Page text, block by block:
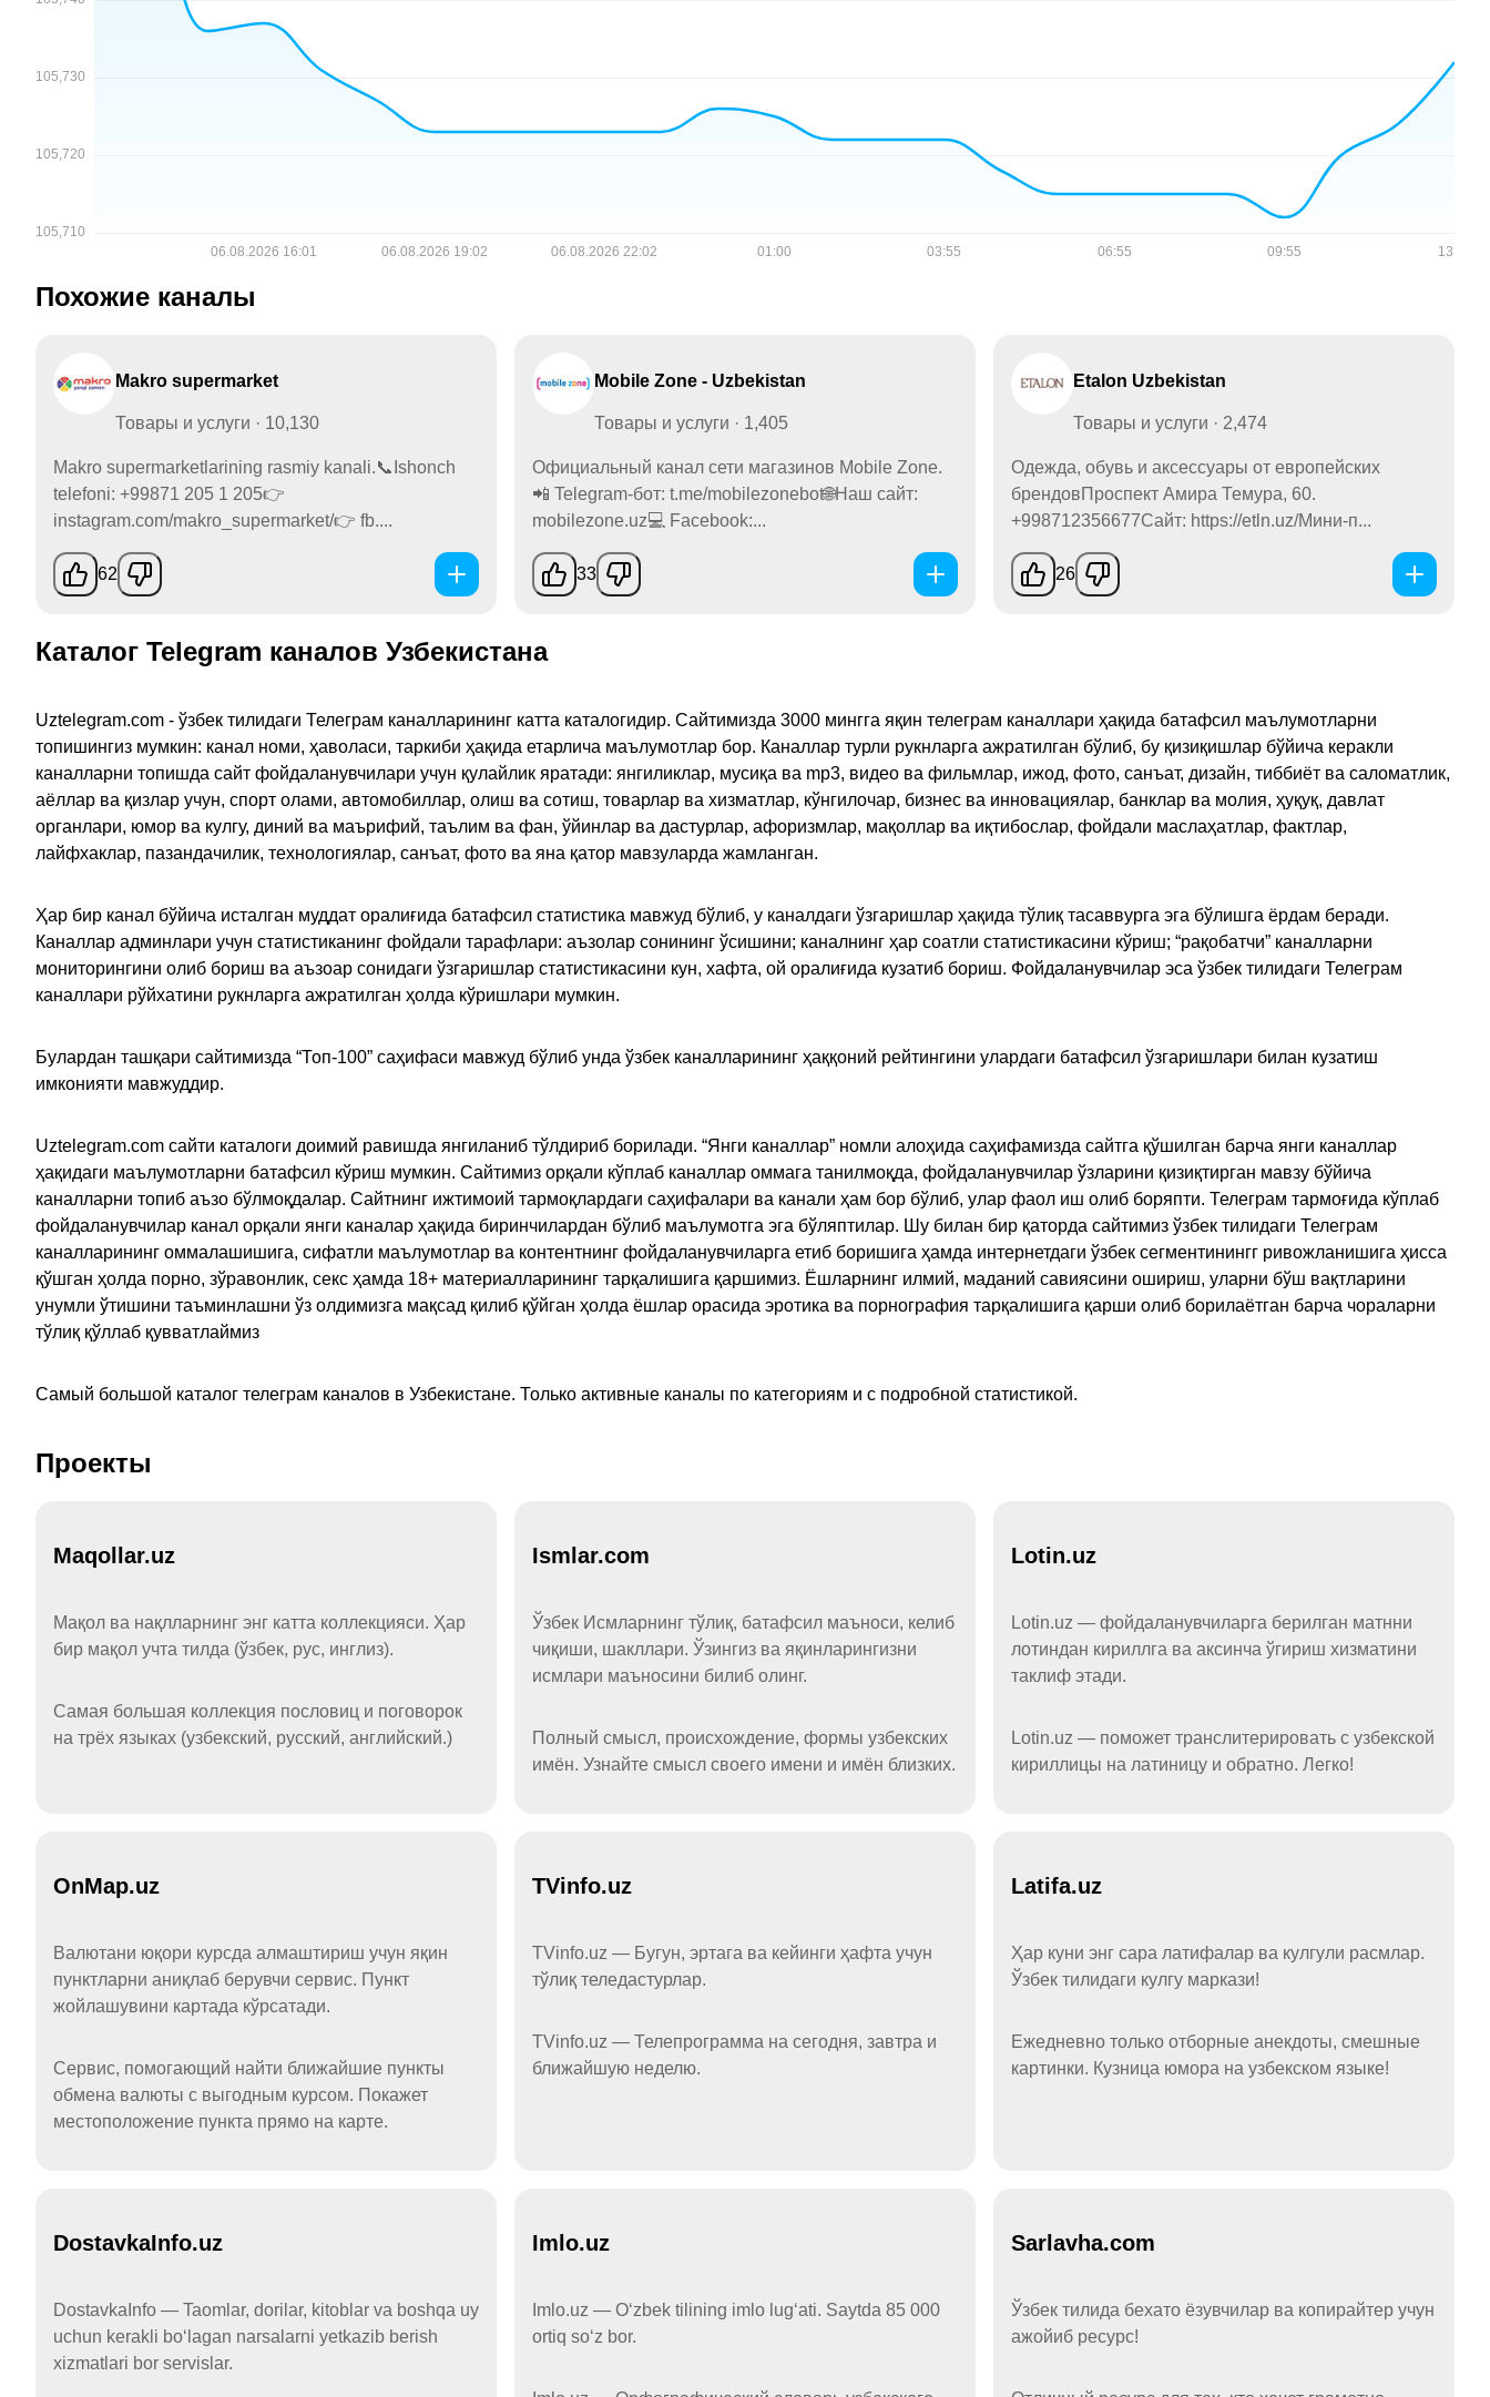
Похожие каналы
Makro supermarket
Товары и услуги · 10,130
Makro supermarketlarining rasmiy kanali.📞Ishonch
telefoni: +99871 205 1 205👉
instagram.com/makro_supermarket/👉 fb....
62
Mobile Zone - Uzbekistan
Товары и услуги · 1,405
Официальный канал сети магазинов Mobile Zone.
📲 Telegram-бот: t.me/mobilezonebot🌐Наш сайт:
mobilezone.uz💻 Facebook:...
33
Etalon Uzbekistan
Товары и услуги · 2,474
Одежда, обувь и аксессуары от европейских
брендовПроспект Амира Темура, 60.
+998712356677Сайт: https://etln.uz/Мини-п...
26
Каталог Telegram каналов Узбекистана
Uztelegram.com - ўзбек тилидаги Телеграм каналларининг катта каталогидир. Сайтимизда 3000 мингга яқин телеграм каналлари ҳақида батафсил маълумотларни
топишингиз мумкин: канал номи, ҳаволаси, таркиби ҳақида етарлича маълумотлар бор. Каналлар турли рукнларга ажратилган бўлиб, бу қизиқишлар бўйича керакли
каналларни топишда сайт фойдаланувчилари учун қулайлик яратади: янгиликлар, мусиқа ва mp3, видео ва фильмлар, ижод, фото, санъат, дизайн, тиббиёт ва саломатлик,
аёллар ва қизлар учун, спорт олами, автомобиллар, олиш ва сотиш, товарлар ва хизматлар, кўнгилочар, бизнес ва инновациялар, банклар ва молия, ҳуқуқ, давлат
органлари, юмор ва кулгу, диний ва маърифий, таълим ва фан, ўйинлар ва дастурлар, афоризмлар, мақоллар ва иқтибослар, фойдали маслаҳатлар, фактлар,
лайфхаклар, пазандачилик, технологиялар, санъат, фото ва яна қатор мавзуларда жамланган.
Ҳар бир канал бўйича исталган муддат оралиғида батафсил статистика мавжуд бўлиб, у каналдаги ўзгаришлар ҳақида тўлиқ тасаввурга эга бўлишга ёрдам беради.
Каналлар админлари учун статистиканинг фойдали тарафлари: аъзолар сонининг ўсишини; каналнинг ҳар соатли статистикасини кўриш; “рақобатчи” каналларни
мониторингини олиб бориш ва аъзоар сонидаги ўзгаришлар статистикасини кун, хафта, ой оралиғида кузатиб бориш. Фойдаланувчилар эса ўзбек тилидаги Телеграм
каналлари рўйхатини рукнларга ажратилган ҳолда кўришлари мумкин.
Булардан ташқари сайтимизда “Топ-100” саҳифаси мавжуд бўлиб унда ўзбек каналларининг ҳаққоний рейтингини улардаги батафсил ўзгаришлари билан кузатиш
имконияти мавжуддир.
Uztelegram.com сайти каталоги доимий равишда янгиланиб тўлдириб борилади. “Янги каналлар” номли алоҳида саҳифамизда сайтга қўшилган барча янги каналлар
ҳақидаги маълумотларни батафсил кўриш мумкин. Сайтимиз орқали кўплаб каналлар оммага танилмоқда, фойдаланувчилар ўзларини қизиқтирган мавзу бўйича
каналларни топиб аъзо бўлмоқдалар. Сайтнинг ижтимоий тармоқлардаги саҳифалари ва канали ҳам бор бўлиб, улар фаол иш олиб боряпти. Телеграм тармоғида кўплаб
фойдаланувчилар канал орқали янги каналар ҳақида биринчилардан бўлиб маълумотга эга бўляптилар. Шу билан бир қаторда сайтимиз ўзбек тилидаги Телеграм
каналларининг оммалашишига, сифатли маълумотлар ва контентнинг фойдаланувчиларга етиб боришига ҳамда интернетдаги ўзбек сегментинингг ривожланишига ҳисса
қўшган ҳолда порно, зўравонлик, секс ҳамда 18+ материалларининг тарқалишига қаршимиз. Ёшларнинг илмий, маданий савиясини ошириш, уларни бўш вақтларини
унумли ўтишини таъминлашни ўз олдимизга мақсад қилиб қўйган ҳолда ёшлар орасида эротика ва порнография тарқалишига қарши олиб борилаётган барча чораларни
тўлиқ қўллаб қувватлаймиз
Самый большой каталог телеграм каналов в Узбекистане. Только активные каналы по категориям и с подробной статистикой.
Проекты
Maqollar.uz
Мақол ва нақлларнинг энг катта коллекцияси. Ҳар
бир мақол учта тилда (ўзбек, рус, инглиз).
Самая большая коллекция пословиц и поговорок
на трёх языках (узбекский, русский, английский.)
Ismlar.com
Ўзбек Исмларнинг тўлиқ, батафсил маъноси, келиб
чиқиши, шакллари. Ўзингиз ва яқинларингизни
исмлари маъносини билиб олинг.
Полный смысл, происхождение, формы узбекских
имён. Узнайте смысл своего имени и имён близких.
Lotin.uz
Lotin.uz — фойдаланувчиларга берилган матнни
лотиндан кириллга ва аксинча ўгириш хизматини
таклиф этади.
Lotin.uz — поможет транслитерировать с узбекской
кириллицы на латиницу и обратно. Легко!
OnMap.uz
Валютани юқори курсда алмаштириш учун яқин
пунктларни аниқлаб берувчи сервис. Пункт
жойлашувини картада кўрсатади.
Сервис, помогающий найти ближайшие пункты
обмена валюты с выгодным курсом. Покажет
местоположение пункта прямо на карте.
TVinfo.uz
TVinfo.uz — Бугун, эртага ва кейинги ҳафта учун
тўлиқ теледастурлар.
TVinfo.uz — Телепрограмма на сегодня, завтра и
ближайшую неделю.
Latifa.uz
Ҳар куни энг сара латифалар ва кулгули расмлар.
Ўзбек тилидаги кулгу маркази!
Ежедневно только отборные анекдоты, смешные
картинки. Кузница юмора на узбекском языке!
DostavkaInfo.uz
DostavkaInfo — Taomlar, dorilar, kitoblar va boshqa uy
uchun kerakli boʻlagan narsalarni yetkazib berish
xizmatlari bor servislar.
Imlo.uz
Imlo.uz — Oʻzbek tilining imlo lugʻati. Saytda 85 000
ortiq soʻz bor.
Sarlavha.com
Ўзбек тилида бехато ёзувчилар ва копирайтер учун
ажойиб ресурс!